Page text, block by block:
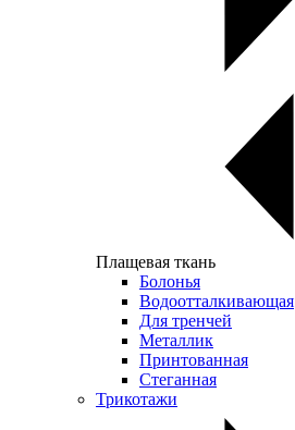
Плащевая ткань
Болонья
Водоотталкивающая
Для тренчей
Металлик
Принтованная
Стеганная
Трикотажи